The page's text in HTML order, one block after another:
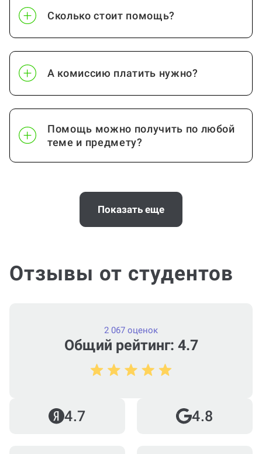
Сколько стоит помощь?
А комиссию платить нужно?
Помощь можно получить по любой
теме и предмету?
Почему выгодно заказать
консультацию по проектной работе
на Work5?
Помощь с услугой Проектная работа
Как работает гарантия?
Показать еще
Отзывы от студентов
Общий рейтинг: 4.7
2 067 оценок
4.7 4.8